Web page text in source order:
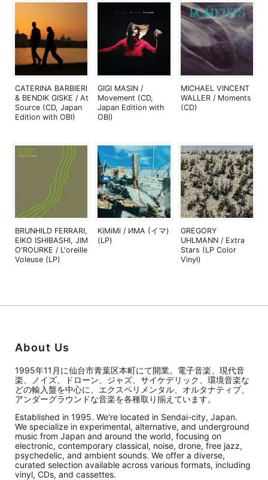
CATERINA BARBIERI
& BENDIK GISKE / At
Source (CD, Japan
Edition with OBI)
GIGI MASIN /
Movement (CD,
Japan Edition with
OBI)
MICHAEL VINCENT
WALLER / Moments
(CD)
BRUNHILD FERRARI,
EIKO ISHIBASHI, JIM
O'ROURKE / L'oreille
Voleuse (LP)
KiMiMi / ИМА (イマ)
(LP)
GREGORY
UHLMANN / Extra
Stars (LP Color
Vinyl)
About Us
1995年11月に仙台市青葉区本町にて開業。電子音楽、現代音
楽、ノイズ、ドローン、ジャズ、サイケデリック、環境音楽な
どの輸入盤を中心に、エクスペリメンタル、オルタナティブ、
アンダーグラウンドな音楽を各種取り揃えています。
Established in 1995. We're located in Sendai-city, Japan.
We specialize in experimental, alternative, and underground
music from Japan and around the world, focusing on
electronic, contemporary classical, noise, drone, free jazz,
psychedelic, and ambient sounds. We offer a diverse,
curated selection available across various formats, including
vinyl, CDs, and cassettes.